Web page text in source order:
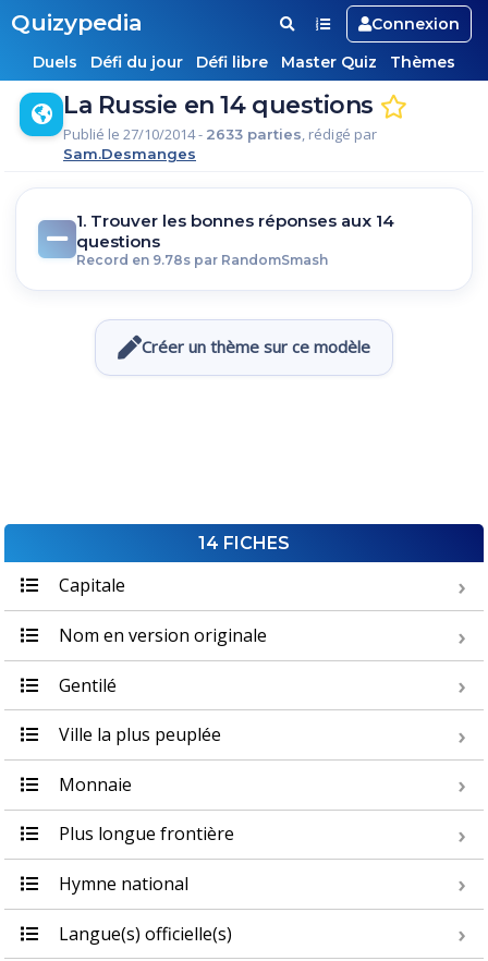
Quizypedia
Connexion
Duels
Défi du jour Défi libre Master Quiz Thèmes
La Russie en 14 questions
Publié le 27/10/2014 - 2633 parties, rédigé par
Sam.Desmanges
1. Trouver les bonnes réponses aux 14
questions
Record en 9.78s par RandomSmash
Créer un thème sur ce modèle
14 FICHES
Capitale
Nom en version originale
Gentilé
Ville la plus peuplée
Monnaie
Plus longue frontière
Hymne national
Langue(s) officielle(s)